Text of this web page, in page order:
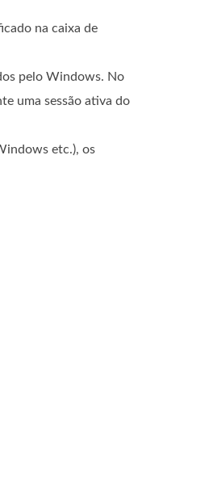
na caixa de
pelo Windows. No
uma sessão ativa do
etc.), os